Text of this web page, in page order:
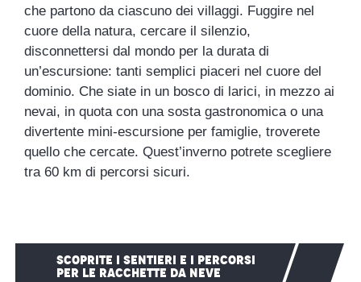
che partono da ciascuno dei villaggi. Fuggire nel
cuore della natura, cercare il silenzio,
disconnettersi dal mondo per la durata di
un’escursione: tanti semplici piaceri nel cuore del
dominio. Che siate in un bosco di larici, in mezzo ai
nevai, in quota con una sosta gastronomica o una
divertente mini-escursione per famiglie, troverete
quello che cercate. Quest’inverno potrete scegliere
tra 60 km di percorsi sicuri.
SCOPRITE I SENTIERI E I PERCORSI
PER LE RACCHETTE DA NEVE